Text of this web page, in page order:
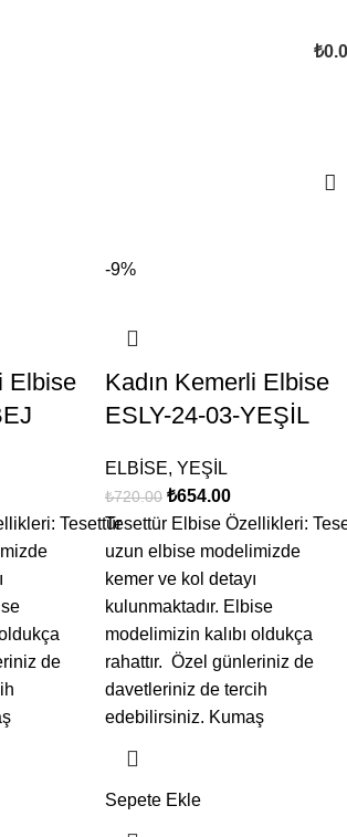
₺
Elbise
Tesettür
de
-9%
Kadın Kemerli Elbise
ESLY-24-03-YEŞİL
ELBİSE, YEŞİL
₺720.00 ₺654.00
Tesettür Elbise Özellikleri:
uzun elbise modelimizde
kemer ve kol detayı
kulunmaktadır. Elbise
modelimizin kalıbı oldukça
rahattır. Özel günleriniz de
davetleriniz de tercih
edebilirsiniz. Kumaş
Sepete Ekle